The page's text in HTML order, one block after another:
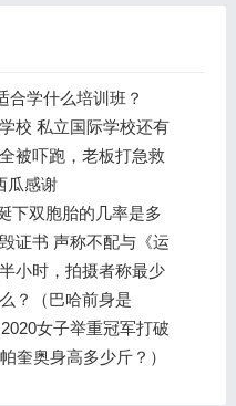
合学什么培训班？
校 私立国际学校还有
被吓跑，老板打急救
瓜感谢
下双胞胎的几率是多
证书 声称不配与《运
小时，拍摄者称最少
？（巴哈前身是
女子举重冠军打破
奎奥身高多少斤？）